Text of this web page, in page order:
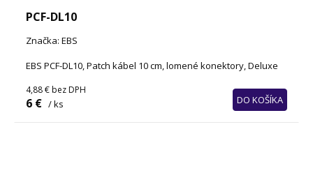
PCF-DL10
Značka: EBS
EBS PCF-DL10, Patch kábel 10 cm, lomené konektory, Deluxe
4,88 € bez DPH
6 € / ks DO KOŠÍKA